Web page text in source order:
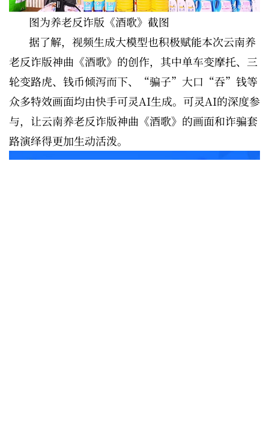
图为养老反诈版《酒歌》截图
据了解，视频生成大模型也积极赋能本次云南养
老反诈版神曲《酒歌》的创作，其中单车变摩托、三
轮变路虎、钱币倾泻而下、“骗子”大口“吞”钱等
众多特效画面均由快手可灵AI生成。可灵AI的深度参
与，让云南养老反诈版神曲《酒歌》的画面和诈骗套
路演绎得更加生动活泼。